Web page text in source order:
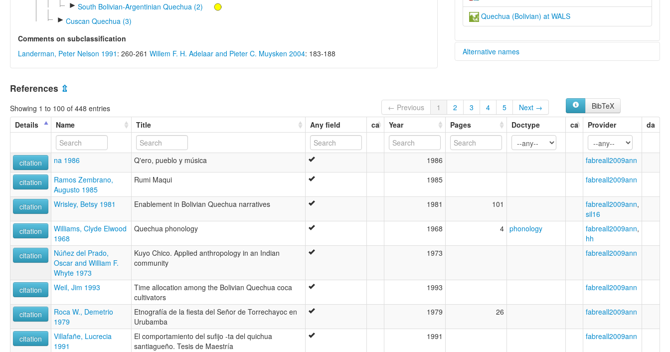
► South Bolivian-Argentinian Quechua (2)
► Cuscan Quechua (3)
Comments on subclassification
Landerman, Peter Nelson 1991 : 260-261 Willem F. H. Adelaar and Pieter C. Muysken 2004: 183-188
Quechua (Bolivian) at WALS
Alternative names
References ⇫
Showing 1 to 100 of 448 entries ← Previous 1 2 3 4 5 Next →
BibTeX
Details
Name Title Any field ca Year Pages Doctype ca Provider da
citation na 1986 Q'ero, pueblo y música 1986 fabreall2009ann
citation
Ramos Zembrano,
Augusto 1985
Rumi Maqui 1985 fabreall2009ann
citation Wrisley, Betsy 1981 Enablement in Bolivian Quechua narratives 1981 101 fabreall2009ann,
sil16
citation
Williams, Clyde Elwood
1968
Quechua phonology 1968 4 phonology fabreall2009ann,
hh
citation
Núñez del Prado,
Oscar and William F.
Whyte 1973
Kuyo Chico. Applied anthropology in an Indian
community
1973 fabreall2009ann
citation Weil, Jim 1993
Time allocation among the Bolivian Quechua coca
cultivators
1993 fabreall2009ann
citation
Roca W., Demetrio
1979
Etnografía de la fiesta del Señor de Torrechayoc en
Urubamba
1979 26 fabreall2009ann
citation
Villafañe, Lucrecia
1991
El comportamiento del sufijo -ta del quichua
santiagueño. Tesis de Maestría
1991 fabreall2009ann